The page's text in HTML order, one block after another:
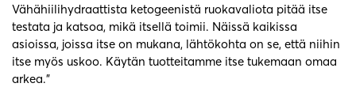
Vähähiilihydraattista ketogeenistä ruokavaliota pitää itse
testata ja katsoa, mikä itsellä toimii. Näissä kaikissa
asioissa, joissa itse on mukana, lähtökohta on se, että niihin
itse myös uskoo. Käytän tuotteitamme itse tukemaan omaa
arkea.”